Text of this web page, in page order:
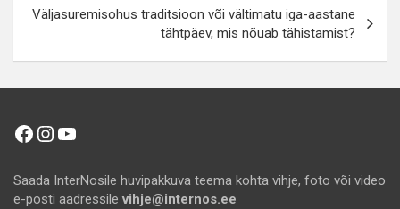
Väljasuremisohus traditsioon või vältimatu iga-aastane
tähtpäev, mis nõuab tähistamist?
Facebook
Instagram
YouTube
Saada InterNosile huvipakkuva teema kohta vihje, foto või video
e-posti aadressile vihje@internos.ee